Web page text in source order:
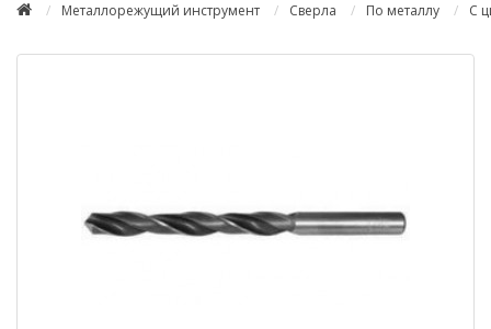
Металлорежущий инструмент Сверла По металлу С